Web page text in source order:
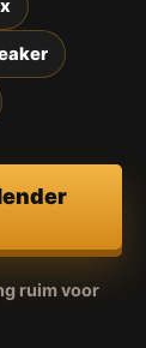
ruim voor